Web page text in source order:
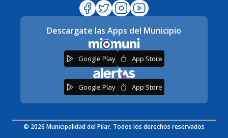
Descargate las Apps del Municipio
Google Play App Store
Google Play App Store
© 2026 Municipalidad del Pilar. Todos los derechos reservados